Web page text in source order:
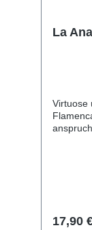
La
Virtuose
17,90